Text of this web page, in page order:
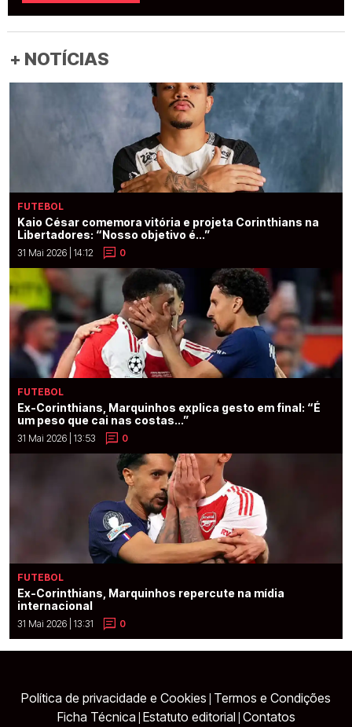
+ NOTÍCIAS
FUTEBOL
Kaio César comemora vitória e projeta Corinthians na
Libertadores: “Nosso objetivo é...”
31 Mai 2026 | 14:12 0
FUTEBOL
Ex-Corinthians, Marquinhos explica gesto em final: “É
um peso que cai nas costas...”
31 Mai 2026 | 13:53 0
FUTEBOL
Ex-Corinthians, Marquinhos repercute na mídia
internacional
31 Mai 2026 | 13:31 0
Política de privacidade e Cookies Termos e Condições
Ficha Técnica Estatuto editorial Contatos